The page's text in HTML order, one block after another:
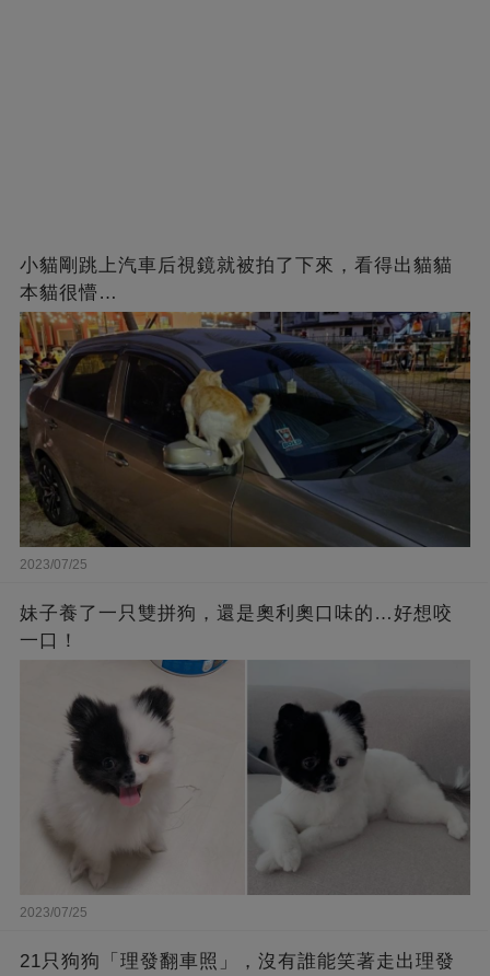
小貓剛跳上汽車后視鏡就被拍了下來，看得出貓貓
本貓很懵…
2023/07/25
妹子養了一只雙拼狗，還是奧利奧口味的…好想咬
一口！
2023/07/25
21只狗狗「理發翻車照」，沒有誰能笑著走出理發